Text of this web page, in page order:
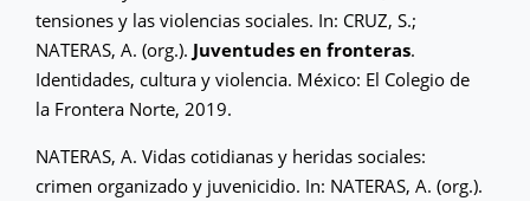
tensiones y las violencias sociales. In: CRUZ, S.;
NATERAS, A. (org.). Juventudes en fronteras.
Identidades, cultura y violencia. México: El Colegio de
la Frontera Norte, 2019.
NATERAS, A. Vidas cotidianas y heridas sociales:
crimen organizado y juvenicidio. In: NATERAS, A. (org.).